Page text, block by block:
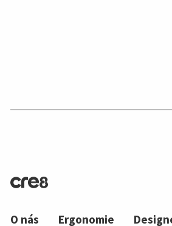
O nás Ergonomie